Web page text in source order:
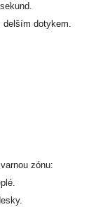
delším dotykem.
zónu: